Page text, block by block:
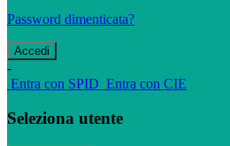
Password dimenticata?
-
Entra con SPID Entra con CIE
Seleziona utente